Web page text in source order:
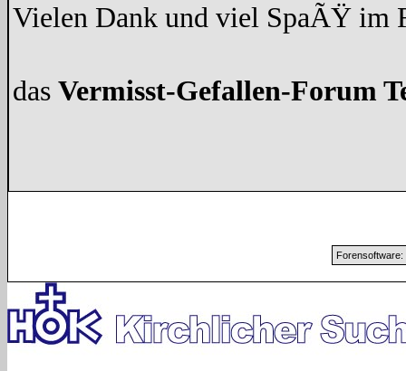
Vielen Dank und viel SpaÃŸ im
das Vermisst-Gefallen-Forum
Forensoftware: